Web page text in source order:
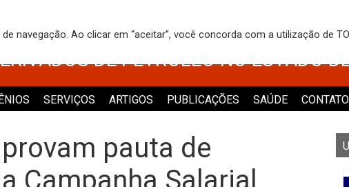
DOS TRABALHADORES NO
DE PETRÓLEO NO ESTADO
SERVIÇOS ARTIGOS PUBLICAÇÕES SAÚDE CONTATO
pauta de
Campanha Salarial
navegação. Ao clicar em “aceitar”, você concorda com a utilização de